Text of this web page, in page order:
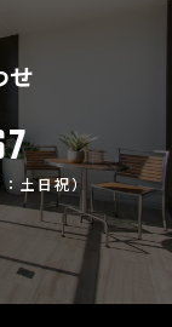
せ
土日祝）